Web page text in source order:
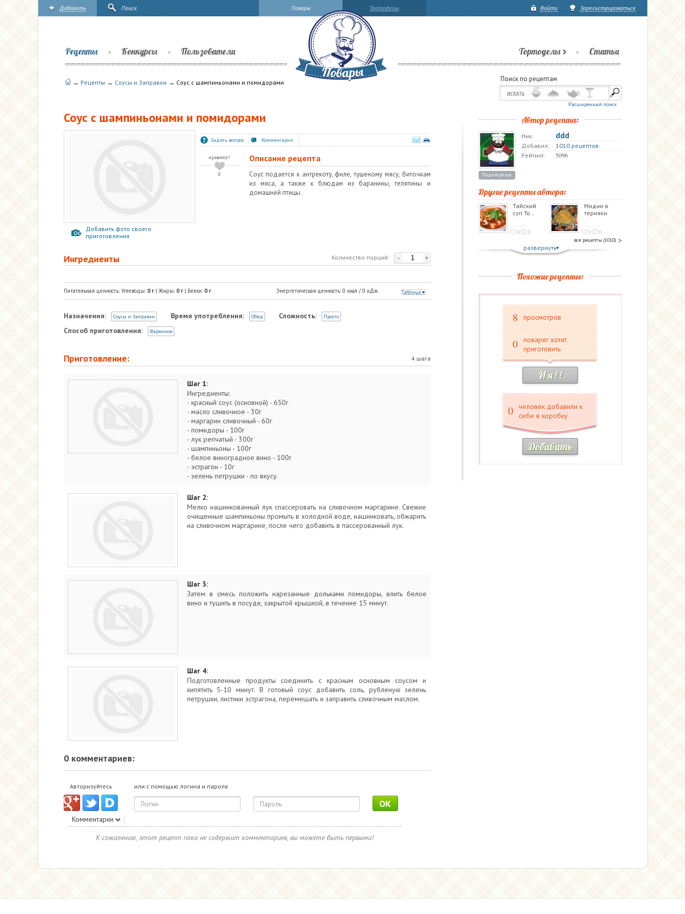
Тортоделы
Повары Войти Зарегистрироваться
Добавить Поиск
Тортоделы Статьи
Рецепты Конкурсы Пользователи
→ Рецепты → Соусы и Заправки → Соус с шампиньонами и помидорами Поиск по рецептам
Расширенный поиск
Соус с шампиньонами и помидорами
Добавить фото своего
приготовления
Задать вопрос Комментарии
нравится?
0
Описание рецепта
Соус подается к антрекоту, филе, тушеному мясу, биточкам
из мяса, а также к блюдам из баранины, телятины и
домашней птицы.
- +
Количество порций:
Ингредиенты
Таблица
Энергетическая ценность: 0 ккал / 0 кДж
Питательная ценность: Углеводы: 0г| Жиры: 0г| Белки: 0г
Назначения: Соусы и Заправки Время употребления: Обед Сложность: Просто
Способ приготовления: Варенное
Приготовление: 4 шага
Шаг 1:
Ингредиенты:
- красный соус (основной) - 650г
- масло сливочное - 30г
- маргарин сливочный - 60г
- помидоры - 100г
- лук репчатый - 300г
- шампиньоны - 100г
- белое виноградное вино - 100г
- эстрагон - 10г
- зелень петрушки - по вкусу.
Шаг 2:
Мелко нашинкованный лук спассеровать на сливочном маргарине. Свежие
очищенные шампиньоны промыть в холодной воде, нашинковать, обжарить
на сливочном маргарине, после чего добавить в пассерованный лук.
Шаг 3:
Затем в смесь положить нарезанные дольками помидоры, влить белое
вино и тушить в посуде, закрытой крышкой, в течение 15 минут.
Шаг 4:
Подготовленные продукты соединить с красным основным соусом и
кипятить 5-10 минут. В готовый соус добавить соль, рубленую зелень
петрушки, листики эстрагона, перемешать и заправить сливочным маслом.
0 комментариев:
Авторизуйтесь или с помощью логина и пароля
OK
Комментарии
К сожалению, этот рецепт пока не содержит комментариев, вы можете быть первыми!
Автор рецепта:
Подписаться
Ник: ddd
Добавил:
1010 рецептов
Рейтинг:
5096
Другие рецепты автора:
Тайский
суп То…
0 0
Мидии в
терияки
0 0
все рецепты (1010)
развернуть
Похожие рецепты:
8 просмотров
0
поварят хотят
приготовить
И я ! !
0
человек добавили к
себе в коробку
Добавить